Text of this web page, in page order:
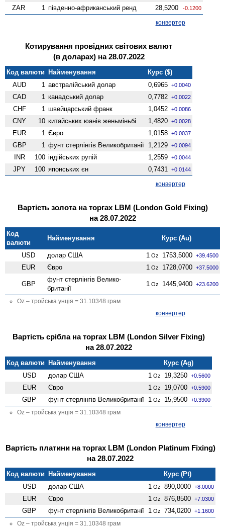
ZAR 1 південно-африканський ренд 28,5200 -0.1200
конвертер
Котирування провідних світових валют
(в доларах) на 28.07.2022
Код валюти Найменування
Курс ($)
AUD
1 австралійський долар 0,6965 +0.0040
CAD 1 канадський долар 0,7782 +0.0022
CHF 1 швейцарський франк 1,0452 +0.0086
CNY 10 китайських юанів женьмiньбi 1,4820 +0.0028
EUR 1 Євро 1,0158 +0.0037
GBP 1 фунт стерлінгів Велико­британії 1,2129 +0.0094
INR 100 індійських рупій 1,2559 +0.0044
JPY 100 японських єн 0,7431 +0.0144
конвертер
Вартість золота на торгах LBM (London Gold Fixing)
на 28.07.2022
Код
валюти
Найменування Курс (Au)
USD долар США 1 Oz 1753,5000 +39.4500
EUR Євро 1 Oz 1728,0700 +37.5000
GBP
фунт стерлінгів Велико­
британії
1 Oz 1445,9400 +23.6200
Oz – тройська унція = 31.10348 грам
конвертер
Вартість срібла на торгах LBM (London Silver Fixing)
на 28.07.2022
Код валюти Найменування
Курс (Ag)
USD
долар США 1 Oz 19,3250 +0.5600
EUR Євро 1 Oz 19,0700 +0.5900
GBP фунт стерлінгів Велико­британії 1 Oz 15,9500 +0.3900
Oz – тройська унція = 31.10348 грам
конвертер
Вартість платини на торгах LBM (London Platinum Fixing)
на 28.07.2022
Код валюти Найменування
Курс (Pt)
USD
долар США 1 Oz 890,0000 +8.0000
EUR Євро 1 Oz 876,8500 +7.0300
GBP фунт стерлінгів Велико­британії 1 Oz 734,0200 +1.1600
Oz – тройська унція = 31.10348 грам